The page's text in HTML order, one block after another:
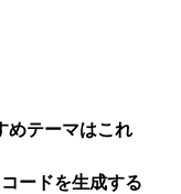
めテーマはこれ
ードを生成する